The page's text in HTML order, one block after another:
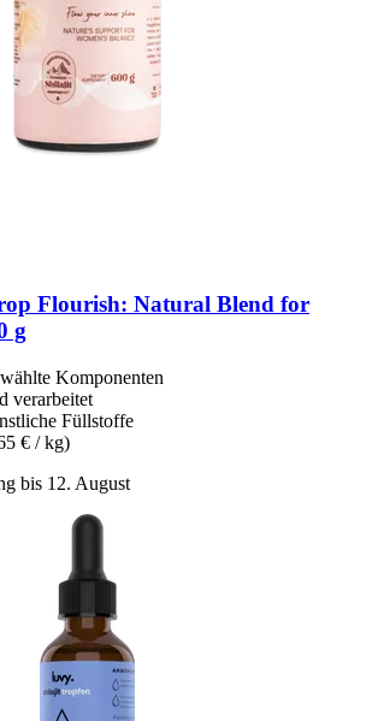
Flourish: Natural Blend for
g
Komponenten
verarbeitet
Füllstoffe
€ / kg)
bis 12. August